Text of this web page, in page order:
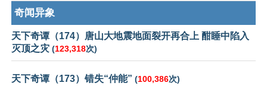
奇闻异象
天下奇谭（174）唐山大地震地面裂开再合上 酣睡中陷入
灭顶之灾 (123,318次)
天下奇谭（173）错失“仲能” (100,386次)